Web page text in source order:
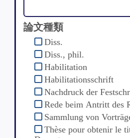
論文種類
Diss.
Diss., phil.
Habilitation
Habilitationsschrift
Nachdruck der
Rede beim Antritt des
Sammlung von
Thèse pour obtenir le